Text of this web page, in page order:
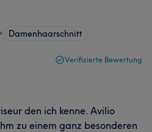
• Damenhaarschnitt
Verifizierte Bewertung
den ich kenne. Avilio
zu einem ganz besonderen